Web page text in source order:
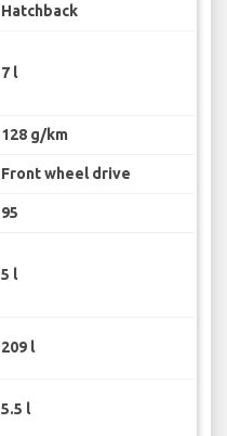
Hatchback
7 l
128 g/km
Front wheel drive
95
5 l
209 l
5.5 l